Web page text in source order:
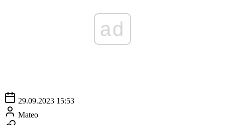
ad
29.09.2023 15:53
Mateo